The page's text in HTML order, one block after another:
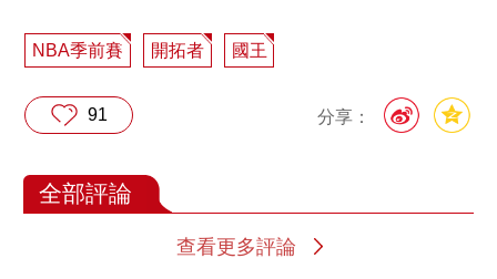
NBA季前賽 開拓者 國王
分享：
91
全部評論
查看更多評論